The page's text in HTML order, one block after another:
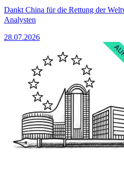
Dankt China für die Rettung der
Analysten
28.07.2026